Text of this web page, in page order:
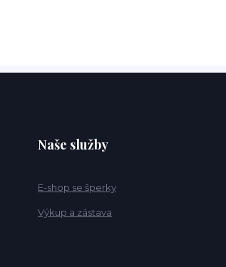
Naše služby
E-shop se šperky
Výkup a zástava